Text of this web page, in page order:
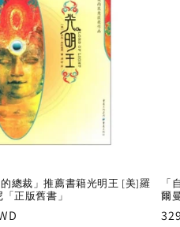
的總裁」推薦書籍光明王 [美]羅
正版舊書」
「
爾